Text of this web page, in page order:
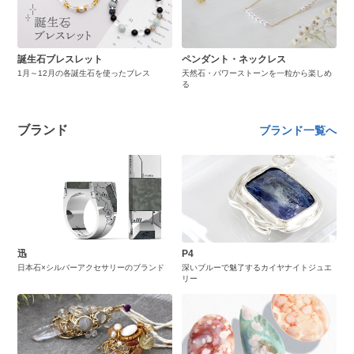
誕生石ブレスレット
1月～12月の各誕生石を使ったブレス
ペンダント・ネックレス
天然石・パワーストーンを一粒から楽しめ
る
ブランド ブランド一覧へ
迅
日本石×シルバーアクセサリーのブランド
P4
深いブルーで魅了するカイヤナイトジュエ
リー